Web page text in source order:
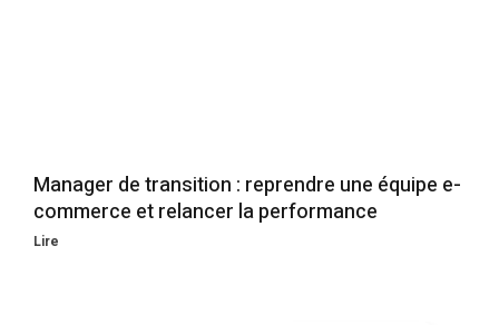
Manager de transition : reprendre une équipe e-
commerce et relancer la performance
Lire